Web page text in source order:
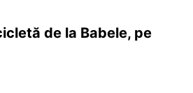
de la Babele, pe